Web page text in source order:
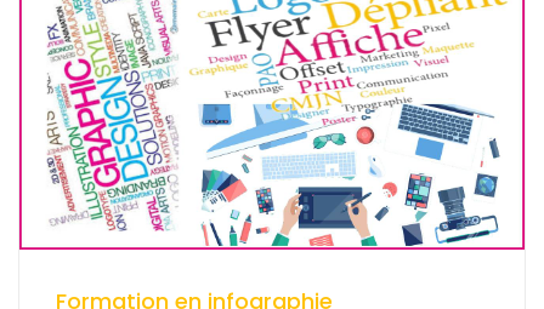
Formation en infographie